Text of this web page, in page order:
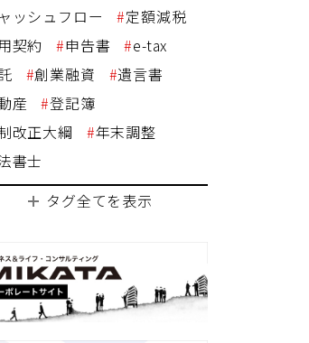
ッシュフロー
定額減税
契約
申告書
e-tax
創業融資
遺言書
産
登記簿
改正大綱
年末調整
書士
タグ全てを表示